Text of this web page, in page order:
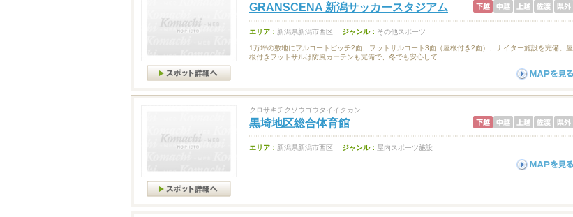
GRANSCENA 新潟サッカースタジアム
エリア： 新潟県新潟市西区 ジャンル： その他スポーツ
1万坪の敷地にフルコートピッチ2面、フットサルコート3面（屋根付き2面）、ナイター施設を完備。屋
根付きフットサルは防風カーテンも完備で、冬でも安心して...
クロサキチクソウゴウタイイクカン
黒埼地区総合体育館
エリア： 新潟県新潟市西区 ジャンル： 屋内スポーツ施設